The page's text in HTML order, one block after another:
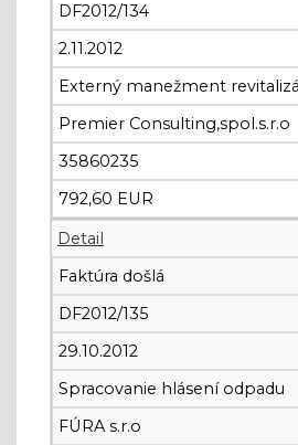
DF2012/134
2.11.2012
Externý manežment
Premier Consulting,spol.s.r.o
35860235
792,60 EUR
Detail
Faktúra došlá
DF2012/135
29.10.2012
Spracovanie hlásení odpadu
FÚRA s.r.o